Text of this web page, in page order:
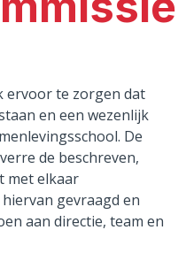
ervoor te zorgen dat
en een wezenlijk
De
de beschreven,
met elkaar
gevraagd en
aan directie, team en